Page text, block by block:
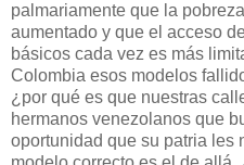
palmariamente que la
aumentado y que el acceso
básicos cada vez es más
Colombia esos modelos
¿por qué es que nuestras
hermanos venezolanos que
oportunidad que su patria les